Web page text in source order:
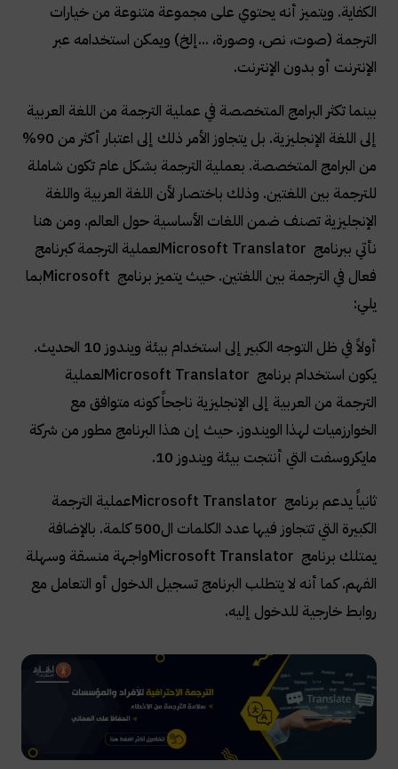
الكفاية. ويتميز أنه يحتوي على مجموعة متنوعة من خيارات
الترجمة (صوت، نص، وصورة، ...إلخ) ويمكن استخدامه عبر
الإنترنت أو بدون الإنترنت.
بينما تكثر البرامج المتخصصة في عملية الترجمة من اللغة العربية
إلى اللغة الإنجليزية. بل يتجاوز الأمر ذلك إلى اعتبار أكثر من 90%
من البرامج المتخصصة. بعملية الترجمة بشكل عام تكون شاملة
للترجمة بين اللغتين. وذلك باختصار لأن اللغة العربية واللغة
الإنجليزية تصنف ضمن اللغات الأساسية حول العالم. ومن هنا
نأتي ببرنامج Microsoft Translatorلعملية الترجمة كبرنامج
فعال في الترجمة بين اللغتين. حيث يتميز برنامج Microsoftبما
يلي:
أولاً في ظل التوجه الكبير إلى استخدام بيئة ويندوز 10 الحديث.
يكون استخدام برنامج Microsoft Translatorلعملية
الترجمة من العربية إلى الإنجليزية ناجحاً كونه متوافق مع
الخوارزميات لهذا الويندوز. حيث إن هذا البرنامج مطور من شركة
مايكروسفت التي أنتجت بيئة ويندوز 10
.
ثانياً يدعم برنامج Microsoft Translatorعملية الترجمة
الكبيرة التي تتجاوز فيها عدد الكلمات ال500 كلمة. بالإضافة
يمتلك برنامج Microsoft Translatorواجهة منسقة وسهلة
الفهم. كما أنه لا يتطلب البرنامج تسجيل الدخول أو التعامل مع
روابط خارجية للدخول إليه.